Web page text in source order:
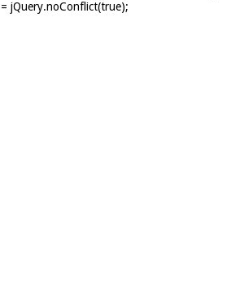
jQuery.noConflict(true);